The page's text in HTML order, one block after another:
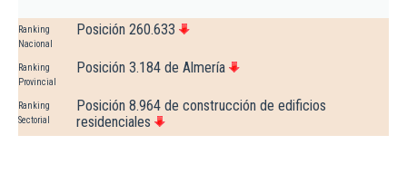
Ranking
Nacional
Posición 260.633
Ranking
Provincial
Posición 3.184 de Almería
Ranking
Sectorial
Posición 8.964 de construcción de edificios
residenciales